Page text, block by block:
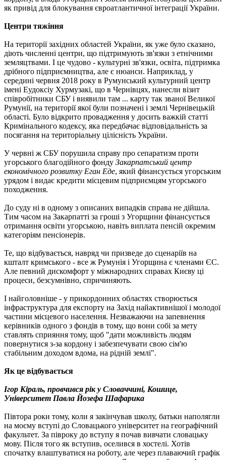
як привід для блокування євроатлантичної інтеграції України.
Центри тяжіння
На території західних областей України, як уже було сказано,
діють численні центри, що підтримують зв'язки з етнічними
земляцтвами. І це чудово - культурні зв'язки, освіта, підтримка
дрібного підприємництва, але є нюанси. Наприклад, у
середині червня 2018 року в Румунський культурний центр
імені Еудоксіу Хурмузакі, що в Чернівцях, нанесли візит
співробітники СБУ і виявили там ... карту так званої Великої
Румунії, на території якої були позначені і землі Чернівецькій
області. Було відкрито провадження у досить важкій статті
Кримінального кодексу, яка передбачає відповідальність за
посягання на територіальну цілісність України.
У червні ж СБУ порушила справу про сепаратизм проти
угорського благодійного фонду Закарпатський центр
економічного розвитку Еган Еде, який фінансується угорським
урядом і видає кредити місцевим підприємцям угорського
походження.
До суду ні в одному з описаних випадків справа не дійшла.
Тим часом на Закарпатті за гроші з Угорщини фінансується
отримання освіти угорською, навіть виплата пенсій окремим
категоріям пенсіонерів.
Те, що відбувається, навряд чи призведе до сценаріїв на
кшталт кримського - все ж Румунія і Угорщина є членами ЄС.
Але певний дискомфорт у міжнародних справах Києву ці
процеси, безсумнівно, спричиняють.
І найголовніше - у прикордонних областях створюється
інфраструктура для експорту на Захід найактивнішої і молодої
частини місцевого населення. Незважаючи на запевнення
керівників одного з фондів в тому, що вони собі за мету
ставлять сприяння тому, щоб "дати можливість людям
повернутися з-за кордону і забезпечувати свою сім'ю
стабільним доходом вдома, на рідній землі".
Як це відбувається
Ігор Кіраль, провчився рік у Словаччині, Кошице,
Університет Павла Йозефа Шафарика
Півтора роки тому, коли я закінчував школу, батьки наполягли
на моєму вступі до Словацького університет на географічний
факультет. За півроку до вступу я почав вивчати словацьку
мову. Після того як вступив, оселився в хостелі. Хотів
спочатку влаштуватися на роботу, але через плаваючий графік